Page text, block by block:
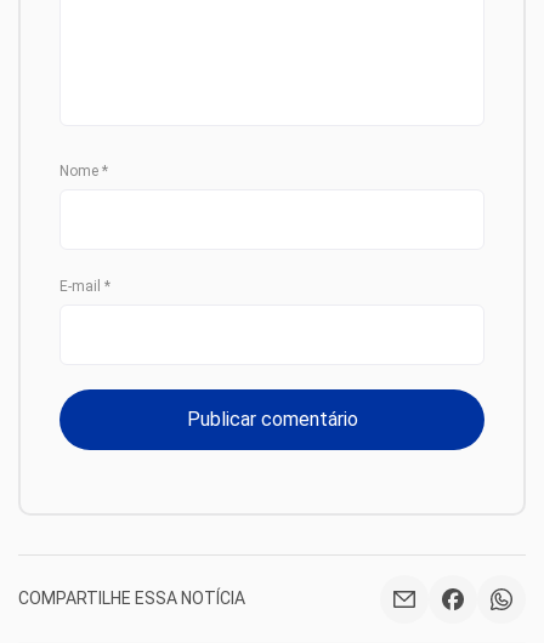
Nome *
E-mail *
COMPARTILHE ESSA NOTÍCIA